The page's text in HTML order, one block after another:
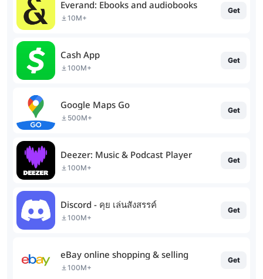
Everand: Ebooks and audiobooks
10M+
Get
Cash App
100M+
Get
Google Maps Go
500M+
Get
Deezer: Music & Podcast Player
100M+
Get
Discord - คุย เล่นสังสรรค์
100M+
Get
eBay online shopping & selling
100M+
Get